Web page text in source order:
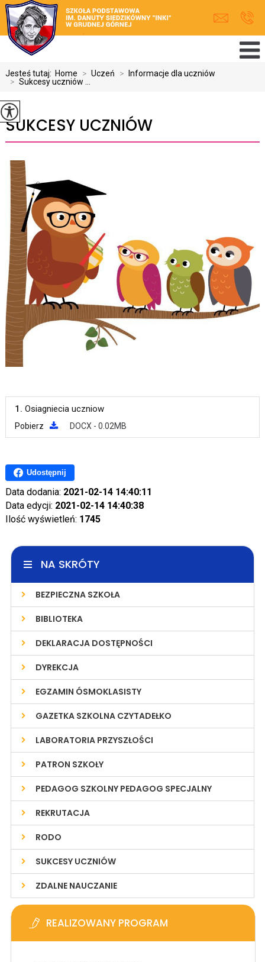
Jesteś tutaj: Home > Uczeń >
Informacje dla uczniów
> Sukcesy uczniów ...
SUKCESY UCZNIÓW
1. Osiagniecia uczniow
Pobierz DOCX - 0.02MB
Udostępnij
Data dodania: 2021-02-14 14:40:11
Data edycji: 2021-02-14 14:40:38
Ilość wyświetleń: 1745
NA SKRÓTY
BEZPIECZNA SZKOŁA
BIBLIOTEKA
DEKLARACJA DOSTĘPNOŚCI
DYREKCJA
EGZAMIN ÓSMOKLASISTY
GAZETKA SZKOLNA CZYTADEŁKO
LABORATORIA PRZYSZŁOŚCI
PATRON SZKOŁY
PEDAGOG SZKOLNY PEDAGOG SPECJALNY
REKRUTACJA
RODO
SUKCESY UCZNIÓW
ZDALNE NAUCZANIE
REALIZOWANY PROGRAM